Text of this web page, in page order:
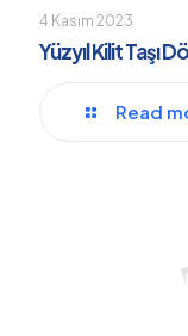
4 Kasım 2023
Yüzyıl Kilit Taşı
Read